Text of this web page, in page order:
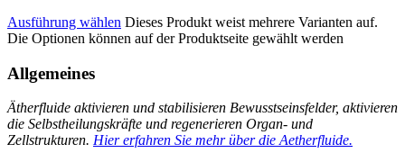
Ausführung wählen Dieses Produkt weist mehrere Varianten auf.
Die Optionen können auf der Produktseite gewählt werden
Allgemeines
Ätherfluide aktivieren und stabilisieren Bewusstseinsfelder, aktivieren
die Selbstheilungskräfte und regenerieren Organ- und
Zellstrukturen. Hier erfahren Sie mehr über die Aetherfluide.